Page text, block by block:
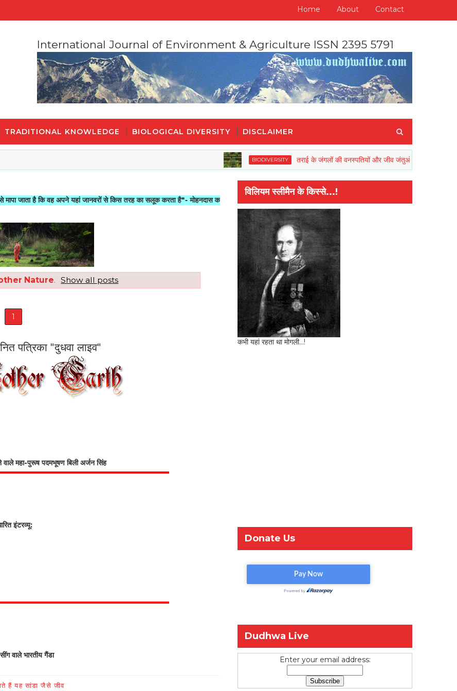
Home About Contact
International Journal of Environment & Agriculture ISSN 2395 5791
TRADITIONAL KNOWLEDGE BIOLOGICAL DIVERSITY DISCLAIMER
BIODIVERSITY तराई के जंगलों की वनस्पतियों और जीव जंतुओं की रिहाइश खतरें में
है कि वह अपने यहां जानवरों से किस तरह का सलूक करता है"- मोहनदास करमचन्द गाँधी
Nature. Show all posts
1
पत्रिका "दुधवा लाइव"
महा-पुरूष पदमभूषण बिली अर्जन सिंह
इंटरव्यू:
वाले भारतीय गैंडा
हैं यह सांडा जैसे जीव
विलियम स्लीमैन के किस्से...!
कभी यहां रहता था मोगली...!
Donate Us
Dudhwa Live
Enter your email address: